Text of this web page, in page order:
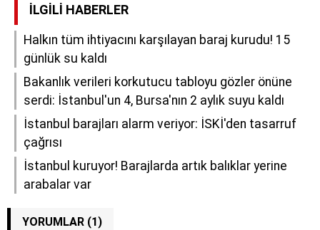
İLGILI HABERLER
Halkın tüm ihtiyacını karşılayan baraj kurudu! 15
günlük su kaldı
Bakanlık verileri korkutucu tabloyu gözler önüne
serdi: İstanbul'un 4, Bursa'nın 2 aylık suyu kaldı
İstanbul barajları alarm veriyor: İSKİ'den tasarruf
çağrısı
İstanbul kuruyor! Barajlarda artık balıklar yerine
arabalar var
YORUMLAR (1)